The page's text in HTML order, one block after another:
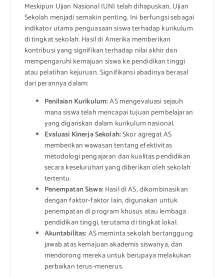
Meskipun Ujian Nasional (UN) telah dihapuskan, Ujian
Sekolah menjadi semakin penting. Ini berfungsi sebagai
indikator utama penguasaan siswa terhadap kurikulum
di tingkat sekolah. Hasil di Amerika memberikan
kontribusi yang signifikan terhadap nilai akhir dan
mempengaruhi kemajuan siswa ke pendidikan tinggi
atau pelatihan kejuruan. Signifikansi abadinya berasal
dari perannya dalam:
Penilaian Kurikulum:AS mengevaluasi sejauh
mana siswa telah mencapai tujuan pembelajaran
yang digariskan dalam kurikulum nasional.
Evaluasi Kinerja Sekolah:Skor agregat AS
memberikan wawasan tentang efektivitas
metodologi pengajaran dan kualitas pendidikan
secara keseluruhan yang diberikan oleh sekolah
tertentu.
Penempatan Siswa:Hasil di AS, dikombinasikan
dengan faktor-faktor lain, digunakan untuk
penempatan di program khusus atau lembaga
pendidikan tinggi, terutama di tingkat lokal.
Akuntabilitas:AS meminta sekolah bertanggung
jawab atas kemajuan akademis siswanya, dan
mendorong mereka untuk berupaya melakukan
perbaikan terus-menerus.